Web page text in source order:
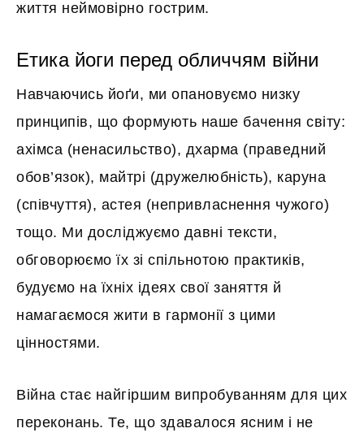
життя неймовірно гострим.
Етика йоги перед обличчям війни
Навчаючись йоґи, ми опановуємо низку
принципів, що формують наше бачення світу:
ахімса (ненасильство), дхарма (праведний
обов’язок), майтрі (дружелюбність), каруна
(співчуття), астея (непривласнення чужого)
тощо. Ми досліджуємо давні тексти,
обговорюємо їх зі спільнотою практиків,
будуємо на їхніх ідеях свої заняття й
намагаємося жити в гармонії з цими
цінностями.
Війна стає найгіршим випробуванням для цих
переконань. Те, що здавалося ясним і не